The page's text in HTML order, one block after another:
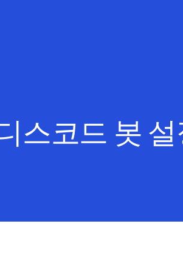
스코드 봇